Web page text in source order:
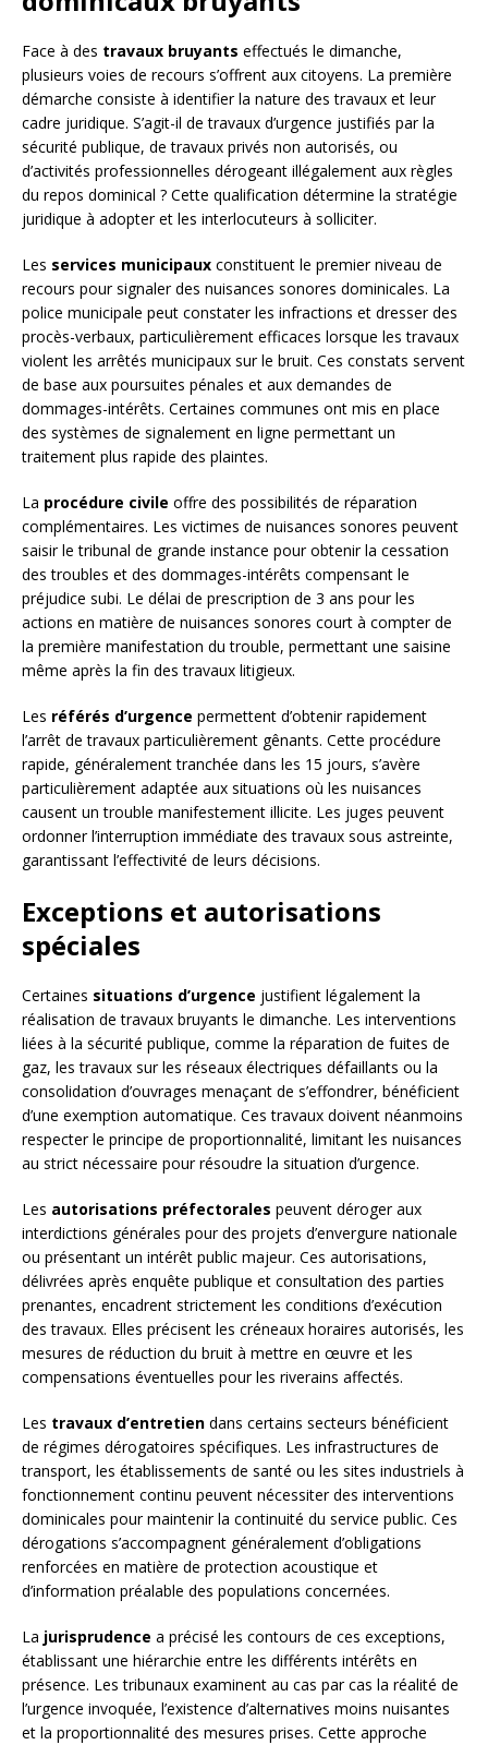
Face à des travaux bruyants effectués le dimanche,
plusieurs voies de recours s’offrent aux citoyens. La première
démarche consiste à identifier la nature des travaux et leur
cadre juridique. S’agit-il de travaux d’urgence justifiés par la
sécurité publique, de travaux privés non autorisés, ou
d’activités professionnelles dérogeant illégalement aux règles
du repos dominical ? Cette qualification détermine la stratégie
juridique à adopter et les interlocuteurs à solliciter.
Les services municipaux constituent le premier niveau de
recours pour signaler des nuisances sonores dominicales. La
police municipale peut constater les infractions et dresser des
procès-verbaux, particulièrement efficaces lorsque les travaux
violent les arrêtés municipaux sur le bruit. Ces constats servent
de base aux poursuites pénales et aux demandes de
dommages-intérêts. Certaines communes ont mis en place
des systèmes de signalement en ligne permettant un
traitement plus rapide des plaintes.
La procédure civile offre des possibilités de réparation
complémentaires. Les victimes de nuisances sonores peuvent
saisir le tribunal de grande instance pour obtenir la cessation
des troubles et des dommages-intérêts compensant le
préjudice subi. Le délai de prescription de 3 ans pour les
actions en matière de nuisances sonores court à compter de
la première manifestation du trouble, permettant une saisine
même après la fin des travaux litigieux.
Les référés d’urgence permettent d’obtenir rapidement
l’arrêt de travaux particulièrement gênants. Cette procédure
rapide, généralement tranchée dans les 15 jours, s’avère
particulièrement adaptée aux situations où les nuisances
causent un trouble manifestement illicite. Les juges peuvent
ordonner l’interruption immédiate des travaux sous astreinte,
garantissant l’effectivité de leurs décisions.
Exceptions et autorisations
spéciales
Certaines situations d’urgence justifient légalement la
réalisation de travaux bruyants le dimanche. Les interventions
liées à la sécurité publique, comme la réparation de fuites de
gaz, les travaux sur les réseaux électriques défaillants ou la
consolidation d’ouvrages menaçant de s’effondrer, bénéficient
d’une exemption automatique. Ces travaux doivent néanmoins
respecter le principe de proportionnalité, limitant les nuisances
au strict nécessaire pour résoudre la situation d’urgence.
Les autorisations préfectorales peuvent déroger aux
interdictions générales pour des projets d’envergure nationale
ou présentant un intérêt public majeur. Ces autorisations,
délivrées après enquête publique et consultation des parties
prenantes, encadrent strictement les conditions d’exécution
des travaux. Elles précisent les créneaux horaires autorisés, les
mesures de réduction du bruit à mettre en œuvre et les
compensations éventuelles pour les riverains affectés.
Les travaux d’entretien dans certains secteurs bénéficient
de régimes dérogatoires spécifiques. Les infrastructures de
transport, les établissements de santé ou les sites industriels à
fonctionnement continu peuvent nécessiter des interventions
dominicales pour maintenir la continuité du service public. Ces
dérogations s’accompagnent généralement d’obligations
renforcées en matière de protection acoustique et
d’information préalable des populations concernées.
La jurisprudence a précisé les contours de ces exceptions,
établissant une hiérarchie entre les différents intérêts en
présence. Les tribunaux examinent au cas par cas la réalité de
l’urgence invoquée, l’existence d’alternatives moins nuisantes
et la proportionnalité des mesures prises. Cette approche